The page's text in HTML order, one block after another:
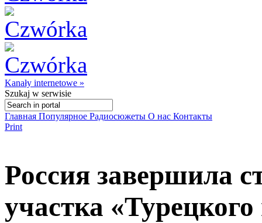
Kanały internetowe »
Szukaj w serwisie
Главная Популярное Радиосюжеты О нас Контакты
Print
Россия завершила
участка «Турецкого